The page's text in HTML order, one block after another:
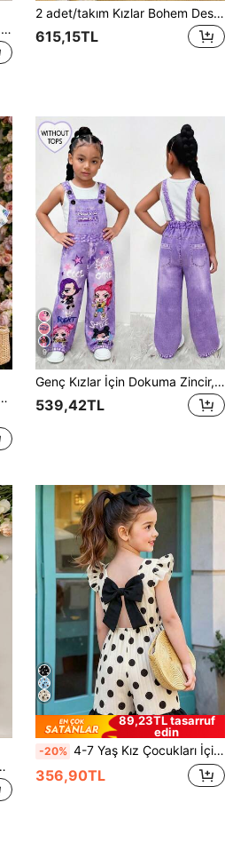
SHEIN Elladie kids Genç Kızlar İçin Çiçek Desenli Askılı Belden Bağlamalı Mavi Beyaz Tulum, Şirin ve Rahat Çiçek Desenli Bel Bandı, Yazlık Kız Çocuk Günlük Kıyafeti
2 adet/takım Kızlar Bohem Desenli Kolsuz Tulum, Hafif Esnek, Normal Kesim, Fiyonk Detaylı İnce Askı, Açık Hava Tatili İçin Uygun, İlkbahar/Yaz
615,15TL
İçin Renkli Mavi Gül Baskılı + Düz Mavi Sırtı Açık Tulum
9
Genç Kızlar İçin Dokuma Zincir, Eğlenceli ve Havalı Kız Harf Baskılı Askılı Pantolon, Şık Okula Dönüş Ürünü, İlkbahar, Yaz, Sonbahar İçin Kişiselleştirilmiş Tulum
539,42TL
3D Fiyonk Tasarımı, Tatlı ve Şirin
89,23TL tasarruf
edin
-20% 4-7 Yaş Kız Çocukları İçin Puantiyeli Desenli, Kısa Kollu, Arkasında Fiyonk Detaylı, Renk Bloklu Fırfırlı Etekli Tulum, Günlük Kullanım, Parti ve Aile Gezileri İçin Rahat Bir Kıyafet
356,90TL